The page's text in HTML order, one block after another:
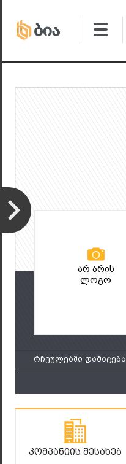
არ არის
ლოგო
რჩეულებში დამატება
Კომპანიის Შესახებ